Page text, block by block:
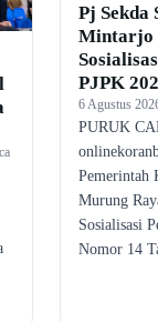
Pj Sekda
Mintarjo
PJPK
6 Agustus
PURUK
Pemerintah
Murung
Sosialisasi
Nomor 14